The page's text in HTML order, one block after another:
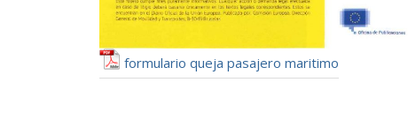
formulario queja pasajero maritimo